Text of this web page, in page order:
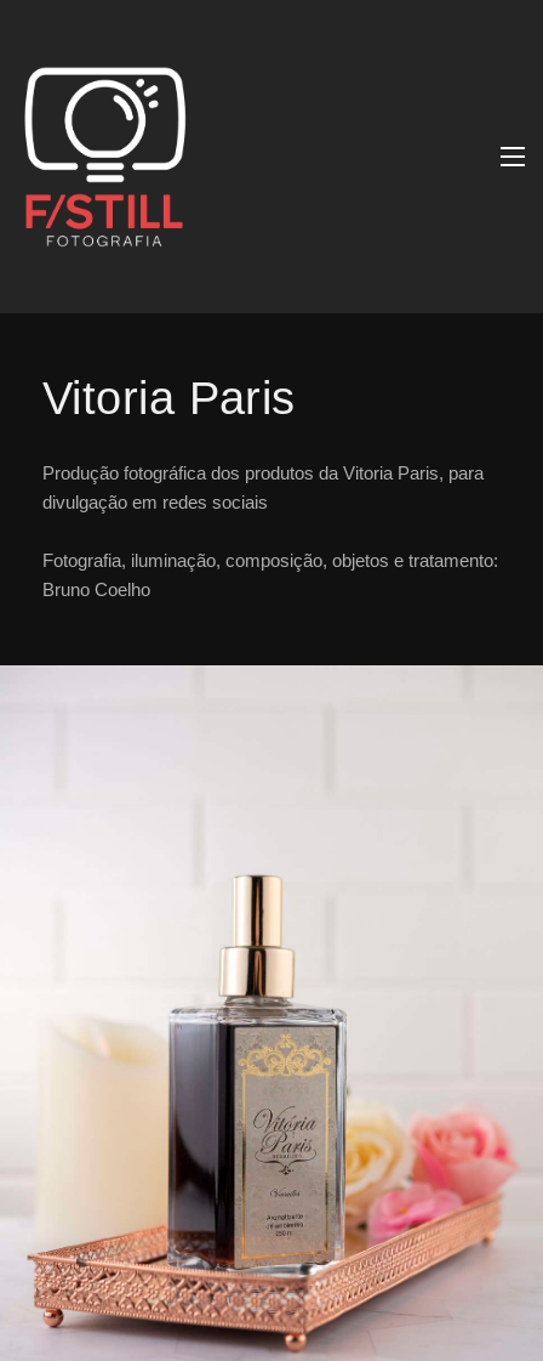
Vitoria Paris
Produção fotográfica dos produtos da Vitoria Paris, para
divulgação em redes sociais
Fotografia, iluminação, composição, objetos e tratamento:
Bruno Coelho